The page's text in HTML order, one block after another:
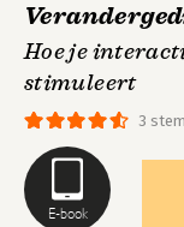
E-book
3
Hoe je
stimuleert